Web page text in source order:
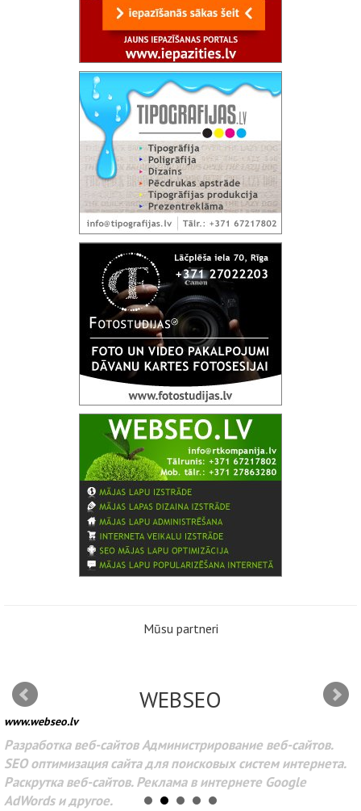
Mūsu partneri
WEBSEO
www.webseo.lv
Разработка веб-сайтов Администрирование веб-сайтов.
SEO оптимизация сайта для поисковых систем интернета.
Раскрутка веб-сайтов. Реклама в интернете Google
AdWords и другое.